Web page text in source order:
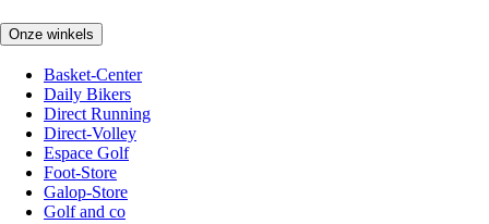
Onze winkels
Basket-Center
Daily Bikers
Direct Running
Direct-Volley
Espace Golf
Foot-Store
Galop-Store
Golf and co